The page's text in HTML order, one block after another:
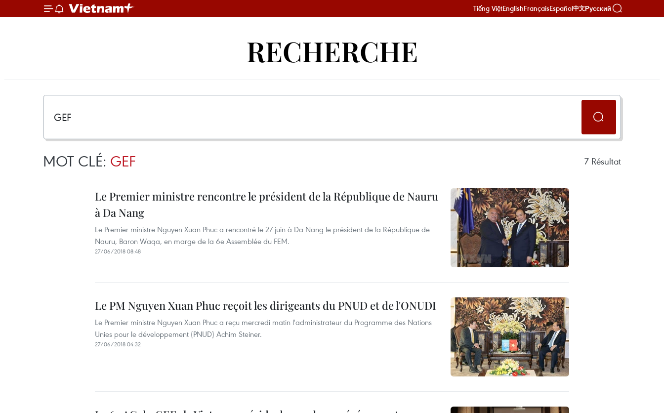
Tiếng ViệtEnglishFrançaisEspañol中文Русский
RECHERCHE
MOT CLÉ: GEF 7 Résultat
Le Premier ministre rencontre le président de la République de Nauru
à Da Nang
Le Premier ministre Nguyen Xuan Phuc a rencontré le 27 juin à Da Nang le président de la République de
Nauru, Baron Waqa, en marge de la 6e Assemblée du FEM.
27/06/2018 08:48
Le PM Nguyen Xuan Phuc reçoit les dirigeants du PNUD et de l'ONUDI
Le Premier ministre Nguyen Xuan Phuc a reçu mercredi matin l'administrateur du Programme des Nations
Unies pour le développement (PNUD) Achim Steiner.
27/06/2018 04:32